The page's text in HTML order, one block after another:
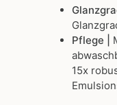
Pflege |
15x